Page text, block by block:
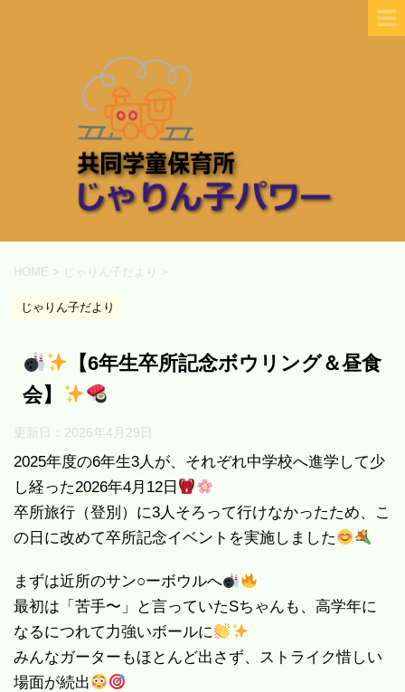
HOME > じゃりん子だより >
じゃりん子だより
【6年生卒所記念ボウリング＆昼食
会】
更新日： 2026年4月29日
2025年度の6年生3人が、それぞれ中学校へ進学して少
し経った2026年4月12日
卒所旅行（登別）に3人そろって行けなかったため、こ
の日に改めて卒所記念イベントを実施しました
まずは近所のサン○ーボウルへ
最初は「苦手〜」と言っていたSちゃんも、高学年に
なるにつれて力強いボールに
みんなガーターもほとんど出さず、ストライク惜しい
場面が続出